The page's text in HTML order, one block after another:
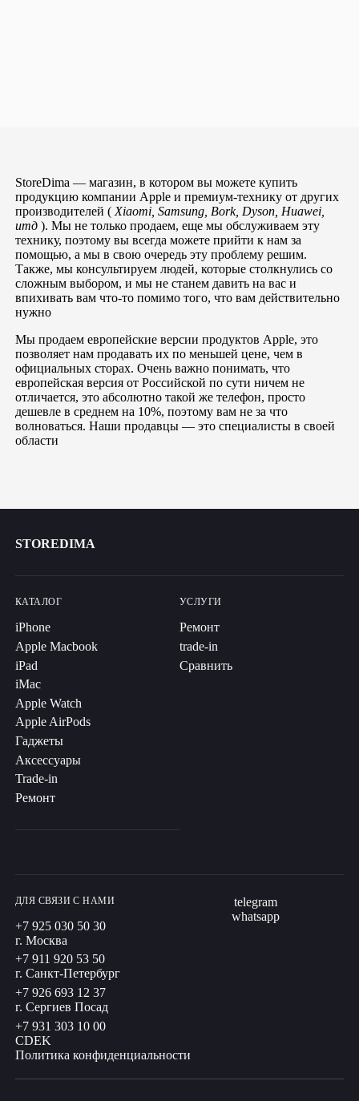
StoreDima — магазин, в котором вы можете купить
продукцию компании Apple и премиум-технику от других
производителей ( Xiaomi, Samsung, Bork, Dyson, Huawei,
итд). Мы не только продаем, еще мы обслуживаем эту
технику, поэтому вы всегда можете прийти к нам за
помощью, а мы в свою очередь эту проблему решим.
Также, мы консультируем людей, которые столкнулись со
сложным выбором, и мы не станем давить на вас и
впихивать вам что-то помимо того, что вам действительно
нужно
Мы продаем европейские версии продуктов Apple, это
позволяет нам продавать их по меньшей цене, чем в
официальных сторах. Очень важно понимать, что
европейская версия от Российской по сути ничем не
отличается, это абсолютно такой же телефон, просто
дешевле в среднем на 10%, поэтому вам не за что
волноваться. Наши продавцы — это специалисты в своей
области
STOREDIMA
КАТАЛОГ
iPhone
Apple Macbook
iPad
iMac
Apple Watch
Apple AirPods
Гаджеты
Аксессуары
Trade-in
Ремонт
УСЛУГИ
Ремонт
trade-in
Сравнить
ДЛЯ СВЯЗИ С НАМИ
+7 925 030 50 30
г. Москва
+7 911 920 53 50
г. Санкт-Петербург
+7 926 693 12 37
г. Сергиев Посад
+7 931 303 10 00
CDEK
telegram
whatsapp
Политика конфиденциальности